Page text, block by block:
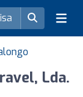
Lda.